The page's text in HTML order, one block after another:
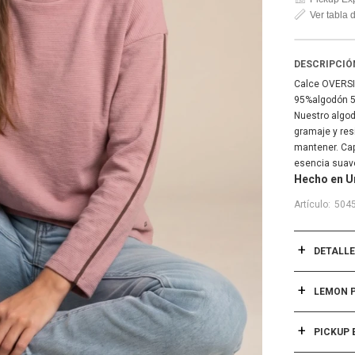
Ver tabla
Calce
95%algodón
Nuestro
gramaje y
mantener.
esencia
Hecho en
LEMON
PICKUP